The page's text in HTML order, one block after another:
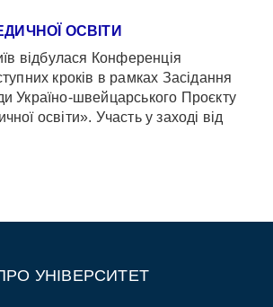
ОСВІТИ
відбулася Конференція
кроків в рамках Засідання
Україно-швейцарського Проєкту
освіти». Участь у заході від
УНІВЕРСИТЕТ